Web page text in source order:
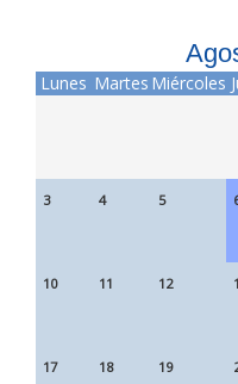
Lunes Martes Miércoles
3 4 5
10 11 12
17 18 19